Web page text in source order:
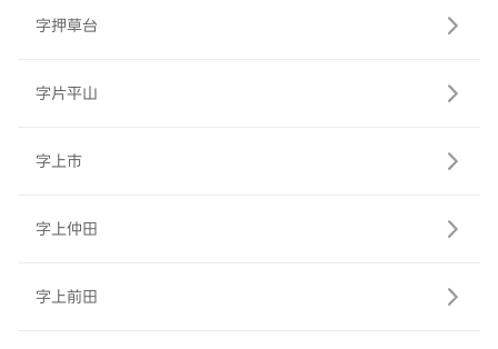
字押草台
字片平山
字上市
字上仲田
字上前田